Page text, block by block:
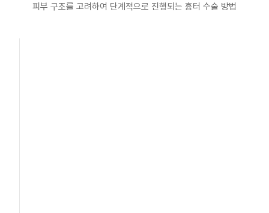
피부 구조를 고려하여 단계적으로 진행되는 흉터 수술 방법